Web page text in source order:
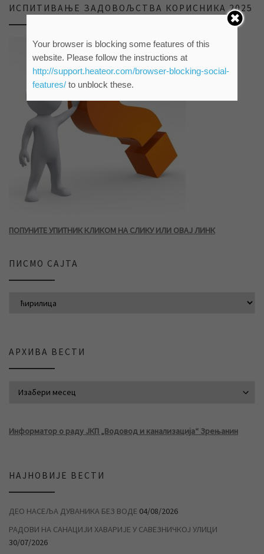
ИСПИТИВАЊЕ ЗАДОВОЉСТВА КОРИСНИКА 2025
ПОПУНИТЕ УПИТНИК КЛИКОМ НА СЛИКУ ИЛИ ОВАЈ ЛИНК
ПИСМО САЈТА
АРХИВА ВЕСТИ
Информатор о раду ЈКП „Водовод и канализација“ Зрењанин
НАЈНОВИЈЕ ВЕСТИ
ДЕО НАСЕЉА ДУВАНИКА БЕЗ ВОДЕ 04/08/2026
РАДОВИ НА САНАЦИЈИ ХАВАРИЈЕ У САВЕЗНИЧКОЈ УЛИЦИ
30/07/2026
Your browser is blocking some features of this
website. Please follow the instructions at
http://support.heateor.com/browser-blocking-social-
features/to unblock these.